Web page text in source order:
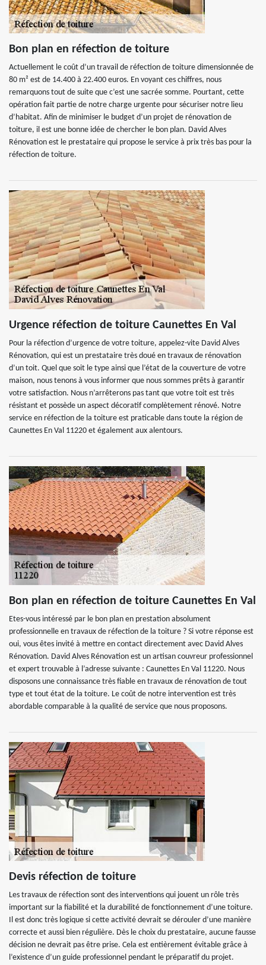
Bon plan en réfection de toiture
Actuellement le coût d’un travail de réfection de toiture dimensionnée de
80 m² est de 14.400 à 22.400 euros. En voyant ces chiffres, nous
remarquons tout de suite que c’est une sacrée somme. Pourtant, cette
opération fait partie de notre charge urgente pour sécuriser notre lieu
d’habitat. Afin de minimiser le budget d’un projet de rénovation de
toiture, il est une bonne idée de chercher le bon plan. David Alves
Rénovation est le prestataire qui propose le service à prix très bas pour la
réfection de toiture.
Urgence réfection de toiture Caunettes En Val
Pour la réfection d’urgence de votre toiture, appelez-vite David Alves
Rénovation, qui est un prestataire très doué en travaux de rénovation
d’un toit. Quel que soit le type ainsi que l’état de la couverture de votre
maison, nous tenons à vous informer que nous sommes prêts à garantir
votre satisfaction. Nous n’arrêterons pas tant que votre toit est très
résistant et possède un aspect décoratif complètement rénové. Notre
service en réfection de la toiture est praticable dans toute la région de
Caunettes En Val 11220 et également aux alentours.
Bon plan en réfection de toiture Caunettes En Val
Etes-vous intéressé par le bon plan en prestation absolument
professionnelle en travaux de réfection de la toiture ? Si votre réponse est
oui, vous êtes invité à mettre en contact directement avec David Alves
Rénovation. David Alves Rénovation est un artisan couvreur professionnel
et expert trouvable à l’adresse suivante : Caunettes En Val 11220. Nous
disposons une connaissance très fiable en travaux de rénovation de tout
type et tout état de la toiture. Le coût de notre intervention est très
abordable comparable à la qualité de service que nous proposons.
Devis réfection de toiture
Les travaux de réfection sont des interventions qui jouent un rôle très
important sur la fiabilité et la durabilité de fonctionnement d’une toiture.
Il est donc très logique si cette activité devrait se dérouler d’une manière
correcte et aussi bien régulière. Dès le choix du prestataire, aucune fausse
décision ne devrait pas être prise. Cela est entièrement évitable grâce à
l’existence d’un guide professionnel pendant le préparatif du projet.